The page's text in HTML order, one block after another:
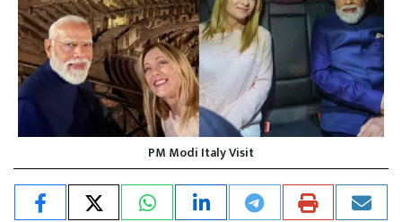
PM Modi Italy Visit